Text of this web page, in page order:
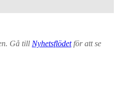
Gå till Nyhetsflödetför att se